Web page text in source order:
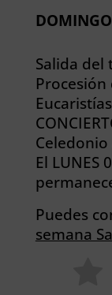
Salida del
Procesión
Celedonio
El LUNES
Puedes
semana